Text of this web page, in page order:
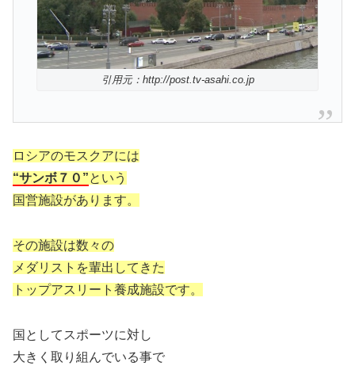
引用元：http://post.tv-asahi.co.jp
ロシアのモスクアには
“サンボ７０”という
国営施設があります。
その施設は数々の
メダリストを輩出してきた
トップアスリート養成施設です。
国としてスポーツに対し
大きく取り組んでいる事で